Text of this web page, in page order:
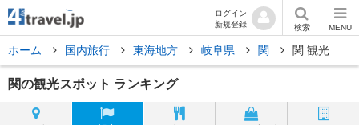
ログイン
新規登録
検索 MENU
ホーム 国内旅行 東海地方 岐阜県 関 関 観光
関の観光スポット ランキング